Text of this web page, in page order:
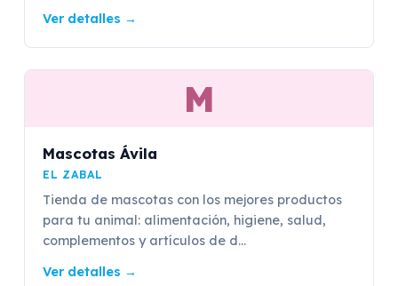
Ver detalles →
M
Mascotas Ávila
EL ZABAL
Tienda de mascotas con los mejores productos
para tu animal: alimentación, higiene, salud,
complementos y artículos de d...
Ver detalles →